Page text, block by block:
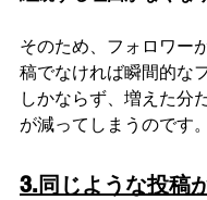
そのため、フォロワー
稿でなければ瞬間的な
しかならず、増えた分
が減ってしまうのです。
3.同じような投稿